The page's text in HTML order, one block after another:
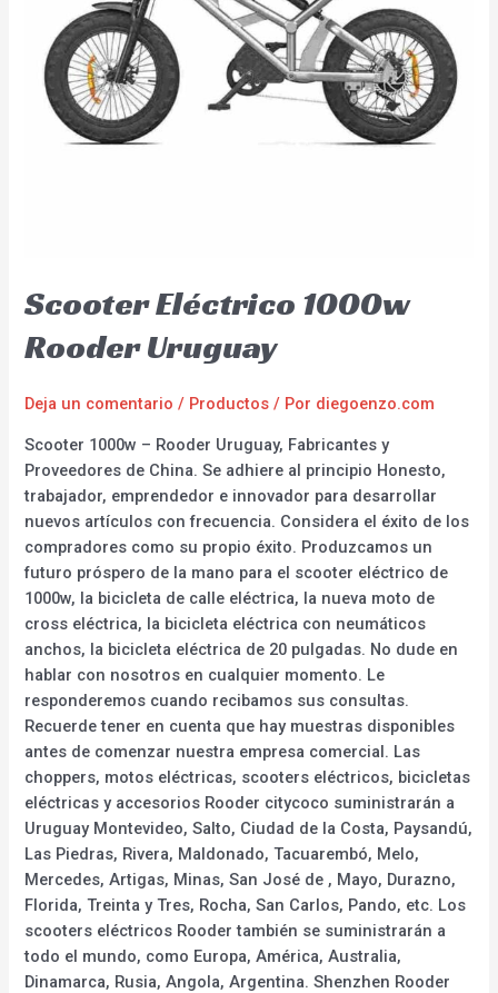
Scooter Eléctrico 1000w
Rooder Uruguay
Deja un comentario / Productos / Por diegoenzo.com
Scooter 1000w – Rooder Uruguay, Fabricantes y
Proveedores de China. Se adhiere al principio Honesto,
trabajador, emprendedor e innovador para desarrollar
nuevos artículos con frecuencia. Considera el éxito de los
compradores como su propio éxito. Produzcamos un
futuro próspero de la mano para el scooter eléctrico de
1000w, la bicicleta de calle eléctrica, la nueva moto de
cross eléctrica, la bicicleta eléctrica con neumáticos
anchos, la bicicleta eléctrica de 20 pulgadas. No dude en
hablar con nosotros en cualquier momento. Le
responderemos cuando recibamos sus consultas.
Recuerde tener en cuenta que hay muestras disponibles
antes de comenzar nuestra empresa comercial. Las
choppers, motos eléctricas, scooters eléctricos, bicicletas
eléctricas y accesorios Rooder citycoco suministrarán a
Uruguay Montevideo, Salto, Ciudad de la Costa, Paysandú,
Las Piedras, Rivera, Maldonado, Tacuarembó, Melo,
Mercedes, Artigas, Minas, San José de , Mayo, Durazno,
Florida, Treinta y Tres, Rocha, San Carlos, Pando, etc. Los
scooters eléctricos Rooder también se suministrarán a
todo el mundo, como Europa, América, Australia,
Dinamarca, Rusia, Angola, Argentina. Shenzhen Rooder